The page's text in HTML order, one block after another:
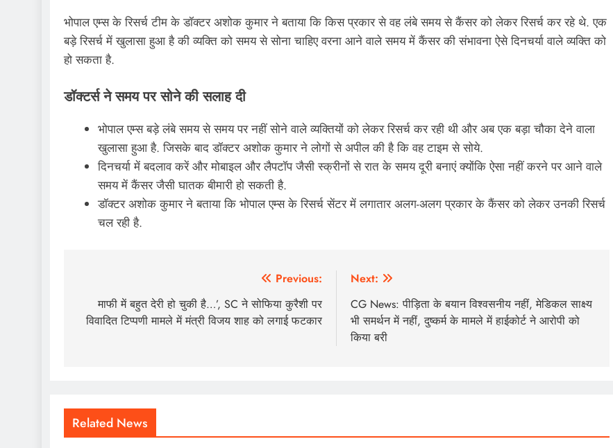
भोपाल एम्स के रिसर्च टीम के डॉक्टर अशोक कुमार ने बताया कि किस प्रकार से वह लंबे समय से कैंसर को लेकर रिसर्च कर रहे थे. एक
बड़े रिसर्च में खुलासा हुआ है की व्यक्ति को समय से सोना चाहिए वरना आने वाले समय में कैंसर की संभावना ऐसे दिनचर्या वाले व्यक्ति को
हो सकता है.
डॉक्टर्स ने समय पर सोने की सलाह दी
भोपाल एम्स बड़े लंबे समय से समय पर नहीं सोने वाले व्यक्तियों को लेकर रिसर्च कर रही थी और अब एक बड़ा चौका देने वाला
खुलासा हुआ है. जिसके बाद डॉक्टर अशोक कुमार ने लोगों से अपील की है कि वह टाइम से सोये.
दिनचर्या में बदलाव करें और मोबाइल और लैपटॉप जैसी स्क्रीनों से रात के समय दूरी बनाएं क्योंकि ऐसा नहीं करने पर आने वाले
समय में कैंसर जैसी घातक बीमारी हो सकती है.
डॉक्टर अशोक कुमार ने बताया कि भोपाल एम्स के रिसर्च सेंटर में लगातार अलग-अलग प्रकार के कैंसर को लेकर उनकी रिसर्च
चल रही है.
navigation
Previous:
माफी में बहुत देरी हो चुकी है…’, SC ने सोफिया कुरैशी पर
विवादित टिप्पणी मामले में मंत्री विजय शाह को लगाई फटकार
Next:
CG News: पीड़िता के बयान विश्वसनीय नहीं, मेडिकल साक्ष्य
भी समर्थन में नहीं, दुष्कर्म के मामले में हाईकोर्ट ने आरोपी को
किया बरी
Related News